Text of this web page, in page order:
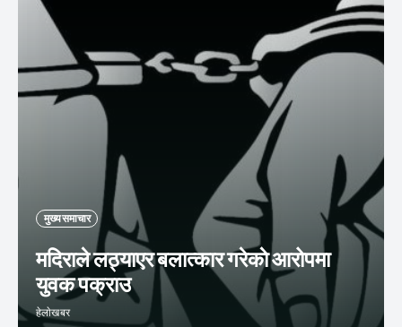
मुख्य समाचार
मदिराले लठ्याएर बलात्कार गरेकाे आरोपमा
युवक पक्राउ
हेलाेखबर